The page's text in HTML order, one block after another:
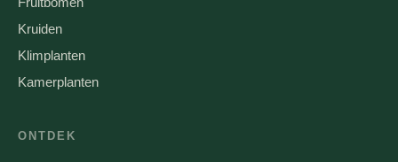
Kruiden
Klimplanten
Kamerplanten
ONTDEK